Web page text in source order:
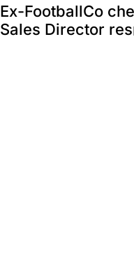
Ex-FootballCo
Sales Director